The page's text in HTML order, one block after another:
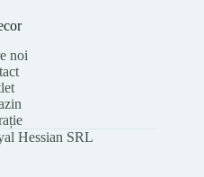
noi
Hessian SRL